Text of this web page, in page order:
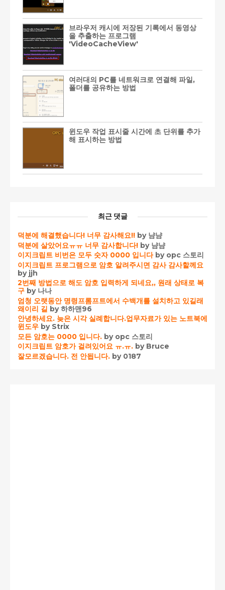
브라우저 캐시에 저장된 기록에서 동영상
을 추출하는 프로그램
'VideoCacheView'
여러대의 PC를 네트워크로 연결해 파일,
폴더를 공유하는 방법
윈도우 작업 표시줄 시간에 초 단위를 추가
해 표시하는 방법
최근 댓글
덕분에 해결했습니다! 너무 감사해요!! by 냠냠
덕분에 살았어요ㅠㅠ 너무 감사합니다! by 냠냠
이지크립트 비번은 모두 숫자 0000 입니다by opc 스토리
이지크립트 프로그램으로 암호 알려주시면 감사 감사할께요
by jjh
2번째 방법으로 해도 암호 입력하게 되네요,, 원래 상태로 복
구 by 나나
엄청 오랫동안 명령프롬프트에서 수백개를 설치하고 있길래
왜이리 길 by 하하맨96
안녕하세요. 늦은 시각 실례합니다.업무자료가 있는 노트북에
윈도우 by Strix
모든 암호는 0000 입니다. by opc 스토리
이지크립트 암호가 걸려있어요 ㅠ.ㅠ. by Bruce
잘모르겠습니다. 전 안됩니다. by 0187